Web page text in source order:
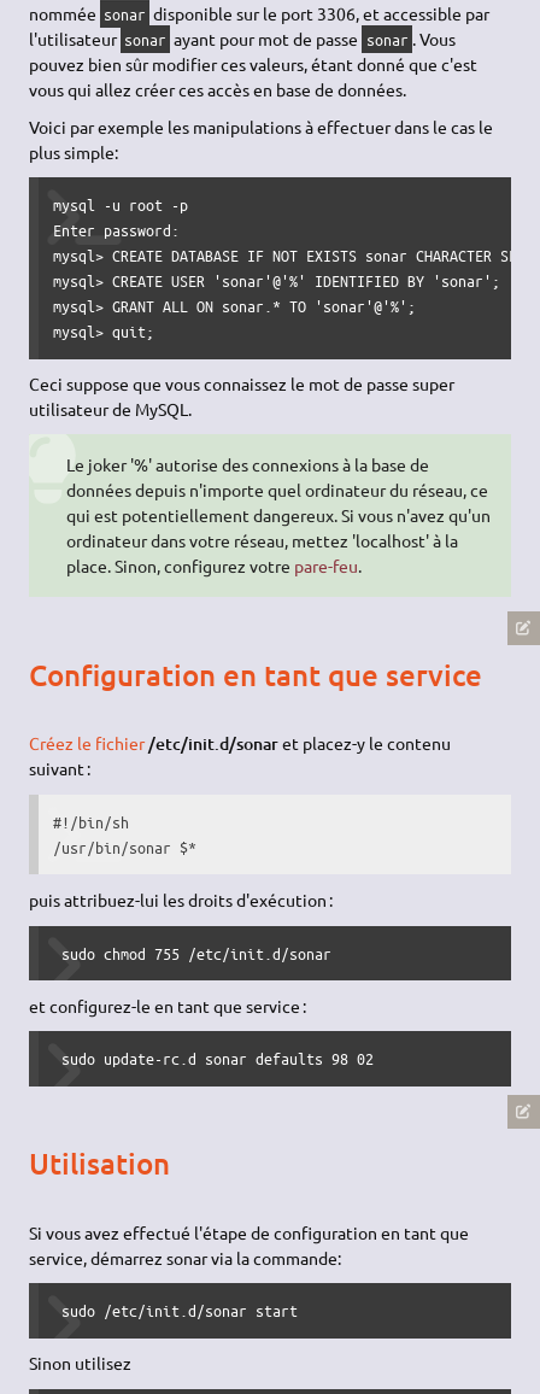
nommée sonar disponible sur le port 3306, et accessible par
l'utilisateur sonar ayant pour mot de passe sonar . Vous
pouvez bien sûr modifier ces valeurs, étant donné que c'est
vous qui allez créer ces accès en base de données.
Voici par exemple les manipulations à effectuer dans le cas le
plus simple:
mysql -u root -p
Enter password:
mysql> CREATE DATABASE IF NOT EXISTS sonar CHARACTER
mysql> CREATE USER 'sonar'@'%' IDENTIFIED BY 'sonar';
mysql> GRANT ALL ON sonar.* TO 'sonar'@'%';
mysql> quit;
Ceci suppose que vous connaissez le mot de passe super
utilisateur de MySQL.
Le joker '%' autorise des connexions à la base de
données depuis n'importe quel ordinateur du réseau, ce
qui est potentiellement dangereux. Si vous n'avez qu'un
ordinateur dans votre réseau, mettez 'localhost' à la
place. Sinon, configurez votre pare-feu.
Configuration en tant que service
Créez le fichier/etc/init.d/sonaret placez-y le contenu
suivant :
#!/bin/sh
/usr/bin/sonar $*
puis attribuez-lui les droits d'exécution :
sudo chmod 755 /etc/init.d/sonar
et configurez-le en tant que service :
sudo update-rc.d sonar defaults 98 02
Utilisation
Si vous avez effectué l'étape de configuration en tant que
service, démarrez sonar via la commande:
sudo /etc/init.d/sonar start
Sinon utilisez